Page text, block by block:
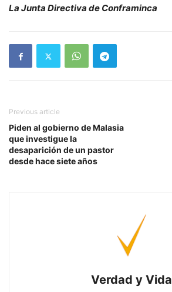
La Junta Directiva de Conframinca
Previous article
Piden al gobierno de Malasia
que investigue la
desaparición de un pastor
desde hace siete años
Verdad y Vida